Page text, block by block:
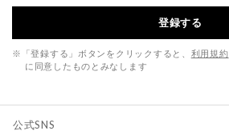
登録する
※「登録する」ボタンをクリックすると、 利用規約
に同意したものとみなします
公式SNS